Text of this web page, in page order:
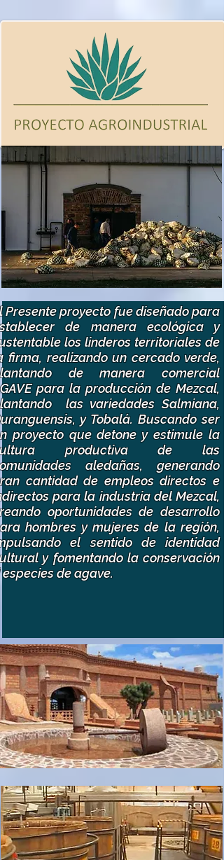
Presente proyecto fue diseñado para
de manera ecológica y
los linderos territoriales de
firma, realizando un cercado verde,
de manera comercial
para la producción de Mezcal,
las variedades Salmiana,
y Tobalá. Buscando ser
proyecto que detone y estimule la
productiva de las
aledañas, generando
cantidad de empleos directos e
para la industria del Mezcal,
oportunidades de desarrollo
hombres y mujeres de la región,
el sentido de identidad
y fomentando la conservación
especies de agave.